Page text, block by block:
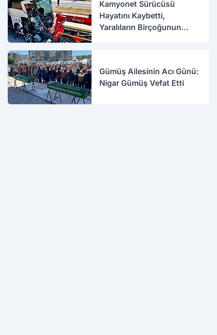
Kamyonet Sürücüsü
Hayatını Kaybetti,
Yaralıların Birçoğunun
Gümüş Ailesinin Acı Günü:
Nigar Gümüş Vefat Etti